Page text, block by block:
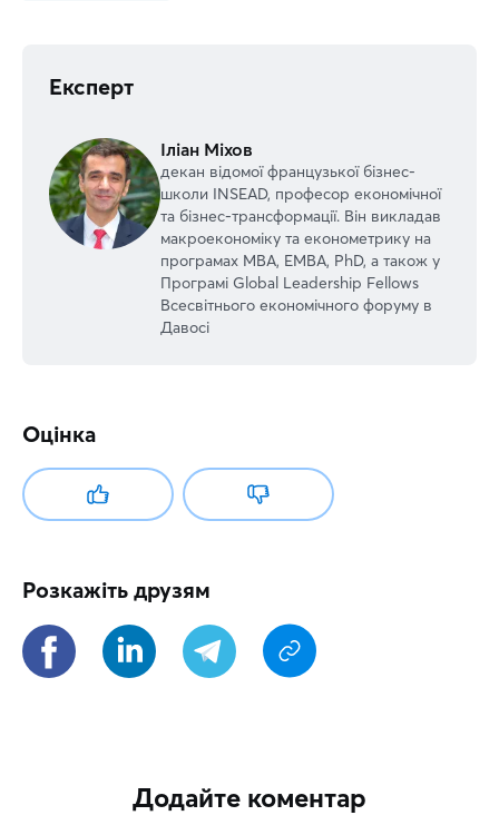
Експерт
Іліан Міхов
декан відомої французької бізнес-
школи INSEAD, професор економічної
та бізнес-трансформації. Він викладав
макроекономіку та економетрику на
програмах MBA, EMBA, PhD, а також у
Програмі Global Leadership Fellows
Всесвітнього економічного форуму в
Давосі
Оцінка
Розкажіть друзям
Додайте коментар